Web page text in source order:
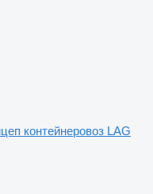
контейнеровоз LAG